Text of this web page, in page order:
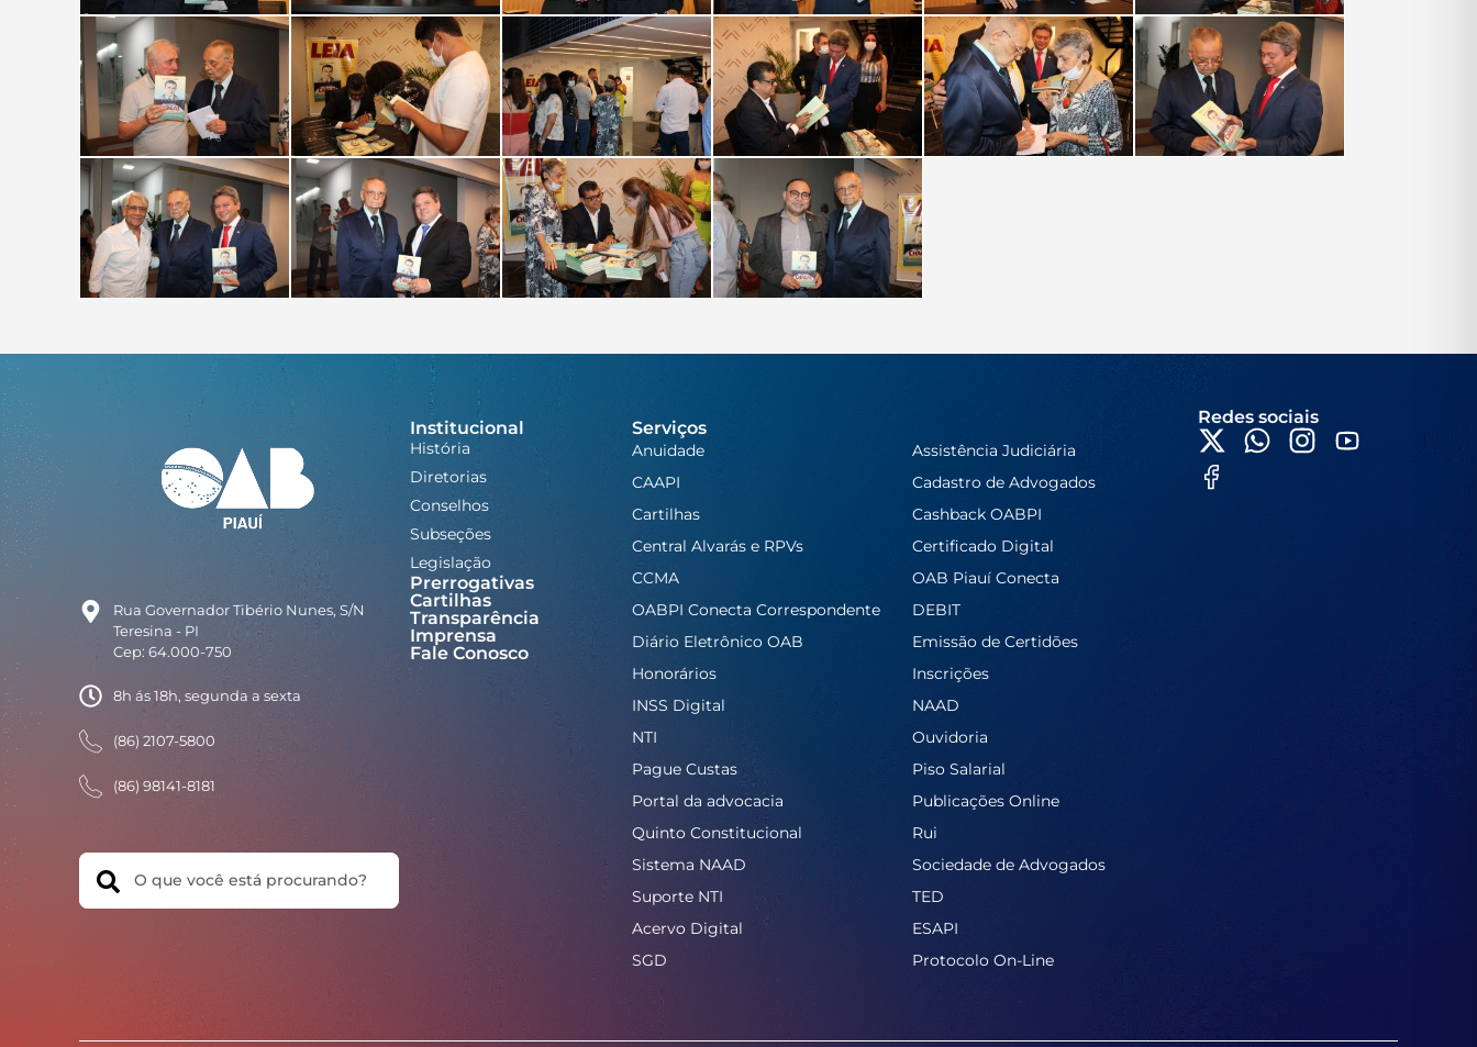
Rua Governador Tibério Nunes, S/N
Teresina - PI
Cep: 64.000-750
8h ás 18h, segunda a sexta
(86) 2107-5800
(86) 98141-8181
Search
Institucional
História
Diretorias
Conselhos
Subseções
Legislação
Prerrogativas
Cartilhas
Transparência
Imprensa
Fale Conosco
Serviços
Anuidade
Assistência Judiciária
CAAPI
Cadastro de Advogados
Cartilhas
Cashback OABPI
Central Alvarás e RPVs
Certificado Digital
CCMA
OAB Piauí Conecta
OABPI Conecta Correspondente
DEBIT
Diário Eletrônico OAB
Emissão de Certidões
Honorários
Inscrições
INSS Digital
NAAD
NTI
Ouvidoria
Pague Custas
Piso Salarial
Portal da advocacia
Publicações Online
Quinto Constitucional
Rui
Sistema NAAD
Sociedade de Advogados
Suporte NTI
TED
Acervo Digital
ESAPI
SGD
Protocolo On-Line
Redes sociais